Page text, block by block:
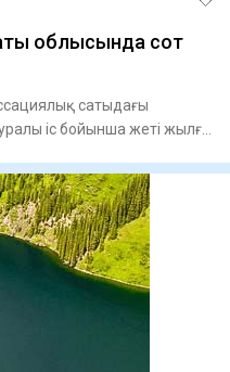
облысында сот
сатыдағы
іс бойынша жеті жылға